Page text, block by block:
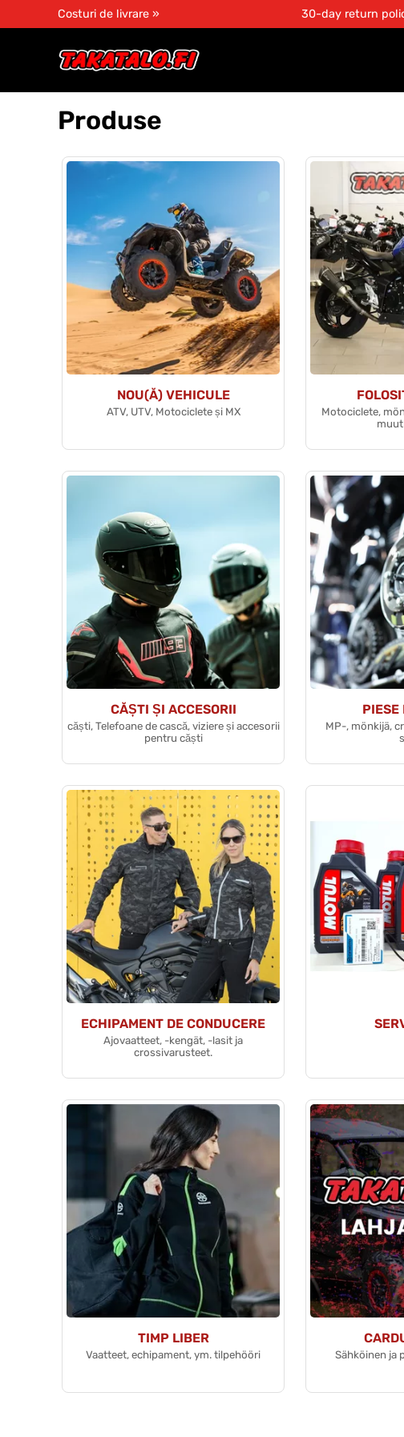
Costuri de livrare » 30-day return
Produse
NOU(Ă) VEHICULE
ATV, UTV, Motociclete și MX
Motociclete,
CĂȘTI ȘI ACCESORII
căști, Telefoane de cască, viziere și accesorii
pentru căști
PIESE
MP-, mönkijä,
ECHIPAMENT DE CONDUCERE
Ajovaatteet, -kengät, -lasit ja
crossivarusteet.
TIMP LIBER
Vaatteet, echipament, ym. tilpehööri Sähköinen ja